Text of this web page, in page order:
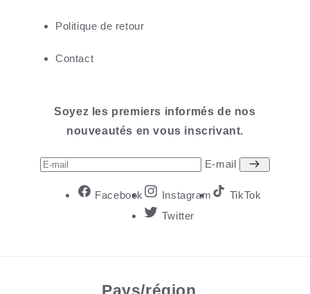
Politique de retour
Contact
Soyez les premiers informés de nos
nouveautés en vous inscrivant.
E-mail
Facebook Instagram
TikTok
Twitter